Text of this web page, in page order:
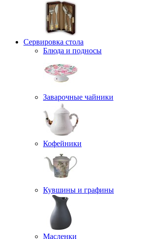
Сервировка стола
Блюда и подносы
Заварочные чайники
Кофейники
Кувшины и графины
Масленки